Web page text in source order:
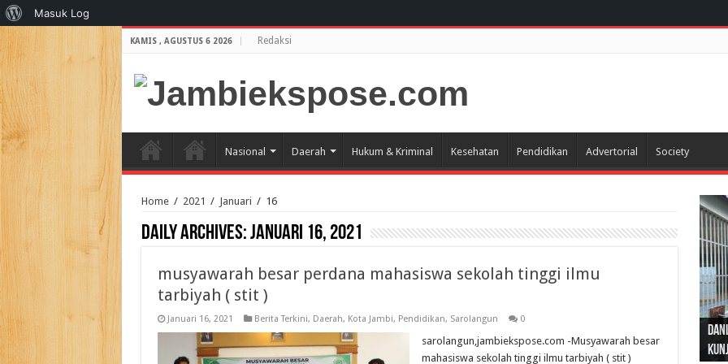
KAMIS , AGUSTUS 6 2026 Redaksi
Nasional Daerah Hukum & Kriminal Kesehatan Pendidikan Advertorial Society
Home / 2021 / Januari / 16
Daily Archives:Januari 16, 2021
musyawarah besar perdana mahasiswa sekolah tinggi ilmu
tarbiyah ( stit )
Januari 16, 2021 Berita Terkini, Daerah, Kota Jambi, Pendidikan, Sarolangun 0
sarolangun,jambiekspose.com -Musyawarah besar
mahasiswa sekolah tinggi ilmu tarbiyah ( stit )
Tentang
WordPress
Masuk Log